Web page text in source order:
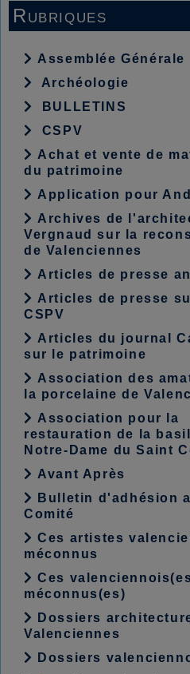
Rubriques
Assemblée Générale
Archéologie
BULLETINS
CSPV
Achat et vente de
du patrimoine
Application pour
Archives de
Vergnaud sur la
de Valenciennes
Articles de presse
Articles de presse
CSPV
Articles du journal
sur le patrimoine
Association des
la porcelaine de
Association pour la
restauration de la
Notre-Dame du Saint
Avant Après
Bulletin d'adhésion
Comité
Ces artistes
méconnus
Ces
méconnus(es)
Dossiers
Valenciennes
Dossiers